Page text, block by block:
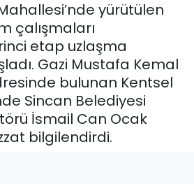
yürütülen
çalışmaları
etap uzlaşma
Gazi Mustafa Kemal
bulunan Kentsel
Sincan Belediyesi
İsmail Can Ocak
bilgilendirdi.